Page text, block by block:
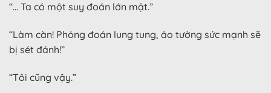
“… Ta có một suy đoán lớn mật.”
“Làm càn! Phỏng đoán lung tung, ảo tưởng sức mạnh sẽ
bị sét đánh!”
“Tôi cũng vậy.”